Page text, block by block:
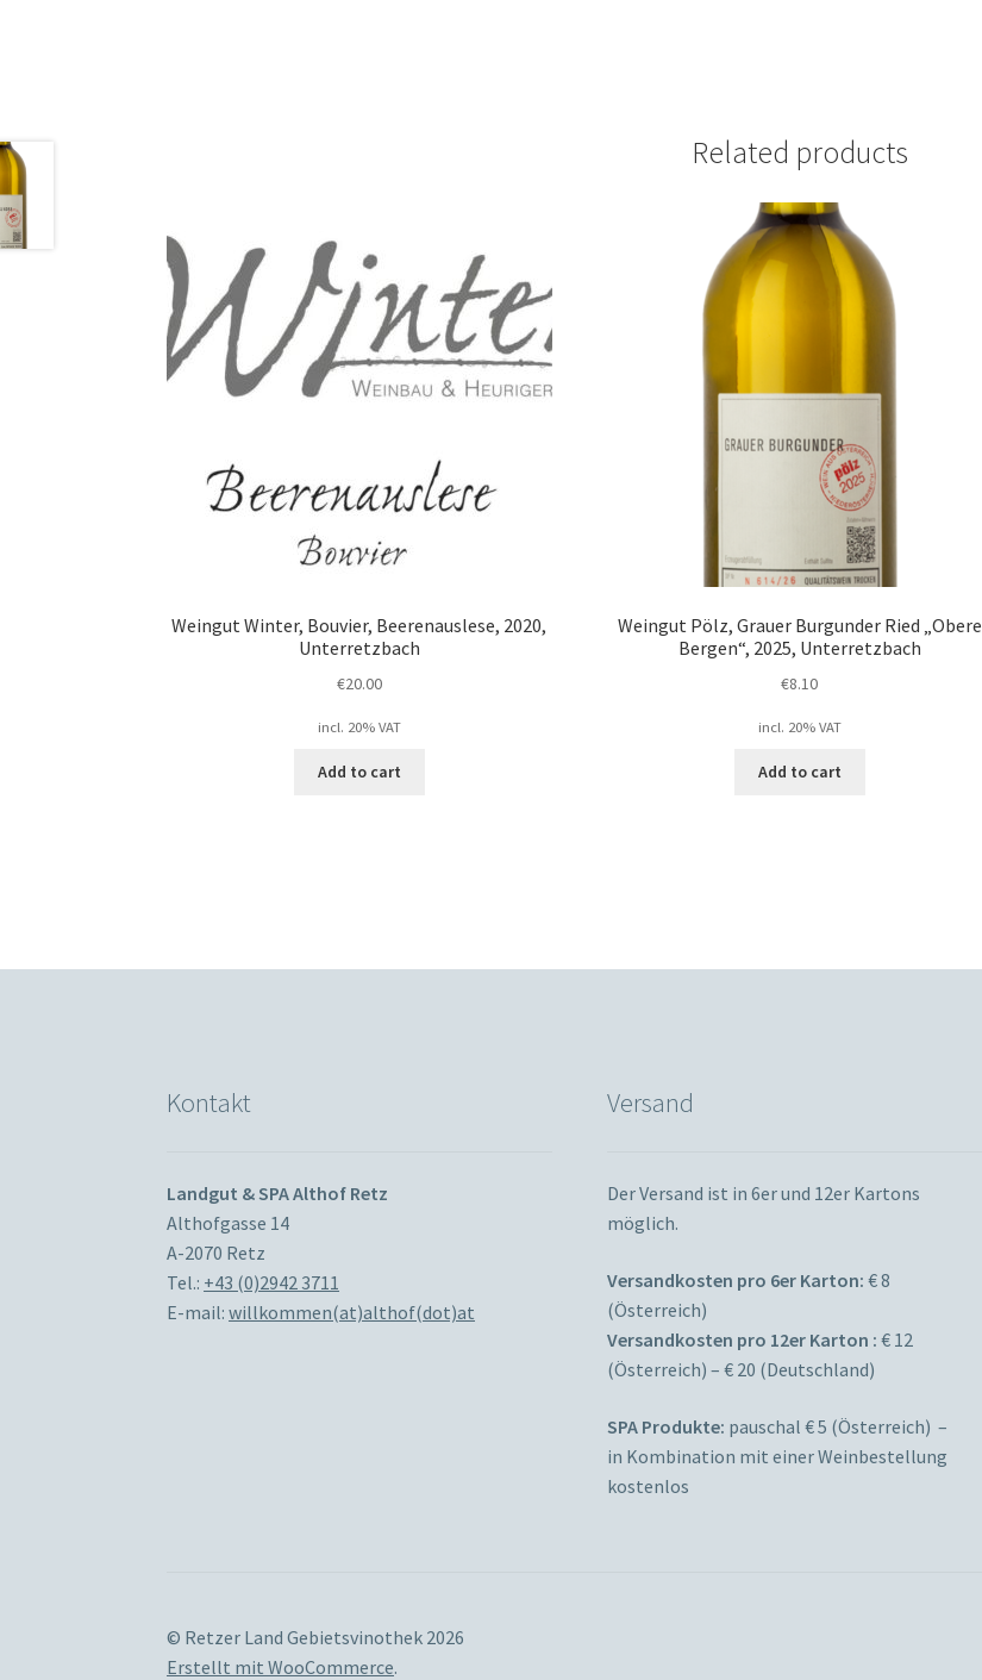
Related products
Weingut Winter, Bouvier, Beerenauslese, 2020,
Unterretzbach
€20.00
incl. 20% VAT
Add to cart
Weingut Pölz, Grauer Burgunder Ried „Obere
Bergen“, 2025, Unterretzbach
€8.10
incl. 20% VAT
Add to cart
Kontakt
Landgut & SPA Althof Retz
Althofgasse 14
A-2070 Retz
Tel.: +43 (0)2942 3711
E-mail:willkommen(at)althof(dot)at
Versand
Der Versand ist in 6er und 12er Kartons
möglich.
Versandkosten pro 6er Karton: € 8
(Österreich)
Versandkosten pro 12er Karton : € 12
(Österreich) – € 20 (Deutschland)
SPA Produkte: pauschal € 5 (Österreich) –
in Kombination mit einer Weinbestellung
kostenlos
© Retzer Land Gebietsvinothek 2026
Erstellt mit WooCommerce.